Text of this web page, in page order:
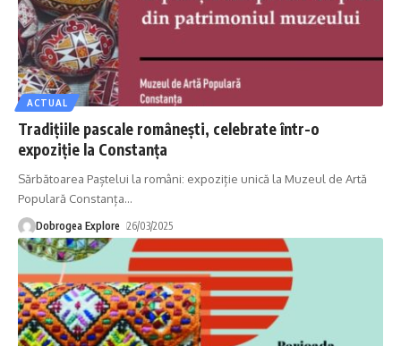
ACTUAL
Tradițiile pascale românești, celebrate într-o
expoziție la Constanța
Sărbătoarea Paștelui la români: expoziție unică la Muzeul de Artă
Populară Constanța…
Dobrogea Explore 26/03/2025